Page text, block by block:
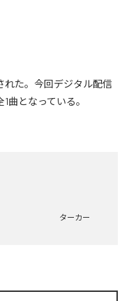
れた。今回デジタル配信
曲となっている。
ターカー